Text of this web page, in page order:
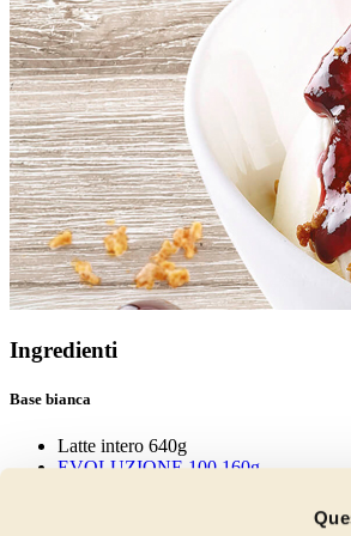
Ingredienti
Base bianca
Latte intero 640g
EVOLUZIONE 100 160g